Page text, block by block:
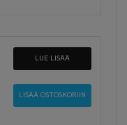
LUE LISÄÄ